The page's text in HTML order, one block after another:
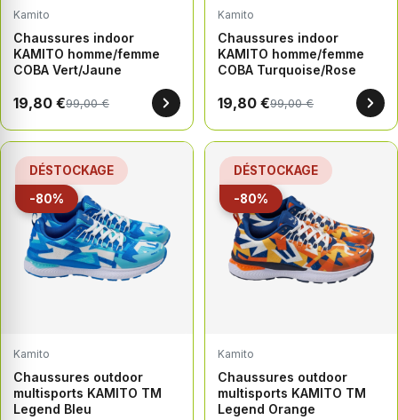
Kamito
Chaussures indoor
KAMITO homme/femme
COBA Vert/Jaune
19,80 €99,00 €
Kamito
Chaussures indoor
KAMITO homme/femme
COBA Turquoise/Rose
19,80 €99,00 €
DÉSTOCKAGE
-80%
Kamito
Chaussures outdoor
multisports KAMITO TM
Legend Bleu
DÉSTOCKAGE
-80%
Kamito
Chaussures outdoor
multisports KAMITO TM
Legend Orange